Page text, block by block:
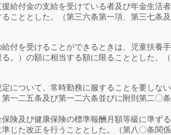
給付金の支給を受けている者及び年金生活
こととした。（第三六条第一項、第三七条及
を受けることができるときは、児童扶養
。）の額に相当する額に限ることとした。（
ついて、常時勤務に服することを要しな
一二五条及び第一二六条並びに附則第二〇
及び健康保険の標準報酬月額等級に準ずる
た改正を行うこととした。（第八〇条関係